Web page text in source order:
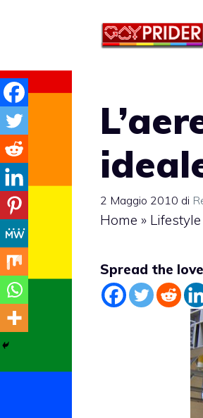
2 Maggio 2010 di
Home »
Spread the love